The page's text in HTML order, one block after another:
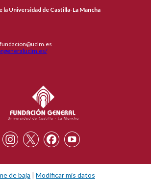
la Universidad de Castilla-La Mancha
fundacion@uclm.es
de baja | Modificar mis datos